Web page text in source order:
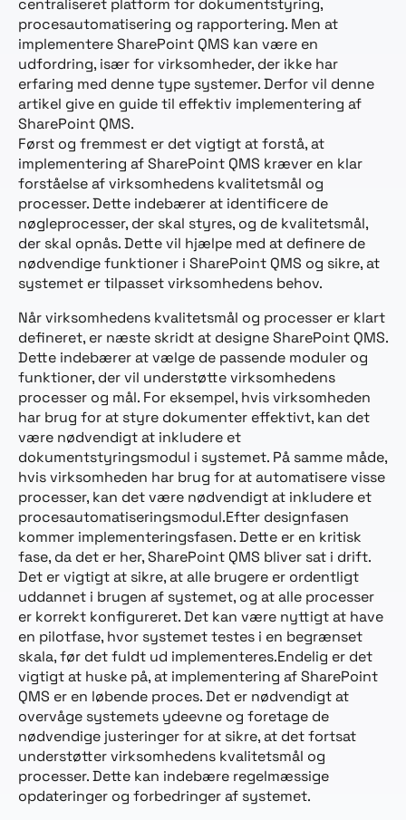
centraliseret platform for dokumentstyring,
procesautomatisering og rapportering. Men at
implementere SharePoint QMS kan være en
udfordring, især for virksomheder, der ikke har
erfaring med denne type systemer. Derfor vil denne
artikel give en guide til effektiv implementering af
SharePoint QMS.
Først og fremmest er det vigtigt at forstå, at
implementering af SharePoint QMS kræver en klar
forståelse af virksomhedens kvalitetsmål og
processer. Dette indebærer at identificere de
nøgleprocesser, der skal styres, og de kvalitetsmål,
der skal opnås. Dette vil hjælpe med at definere de
nødvendige funktioner i SharePoint QMS og sikre, at
systemet er tilpasset virksomhedens behov.
Når virksomhedens kvalitetsmål og processer er klart
defineret, er næste skridt at designe SharePoint QMS.
Dette indebærer at vælge de passende moduler og
funktioner, der vil understøtte virksomhedens
processer og mål. For eksempel, hvis virksomheden
har brug for at styre dokumenter effektivt, kan det
være nødvendigt at inkludere et
dokumentstyringsmodul i systemet. På samme måde,
hvis virksomheden har brug for at automatisere visse
processer, kan det være nødvendigt at inkludere et
procesautomatiseringsmodul.Efter designfasen
kommer implementeringsfasen. Dette er en kritisk
fase, da det er her, SharePoint QMS bliver sat i drift.
Det er vigtigt at sikre, at alle brugere er ordentligt
uddannet i brugen af systemet, og at alle processer
er korrekt konfigureret. Det kan være nyttigt at have
en pilotfase, hvor systemet testes i en begrænset
skala, før det fuldt ud implementeres.Endelig er det
vigtigt at huske på, at implementering af SharePoint
QMS er en løbende proces. Det er nødvendigt at
overvåge systemets ydeevne og foretage de
nødvendige justeringer for at sikre, at det fortsat
understøtter virksomhedens kvalitetsmål og
processer. Dette kan indebære regelmæssige
opdateringer og forbedringer af systemet.